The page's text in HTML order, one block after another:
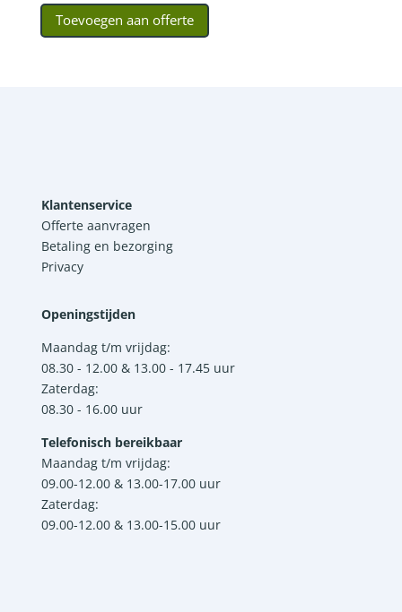
Toevoegen aan offerte
Klantenservice
Offerte aanvragen
Betaling en bezorging
Privacy
Openingstijden
Maandag t/m vrijdag:
08.30 - 12.00 & 13.00 - 17.45 uur
Zaterdag:
08.30 - 16.00 uur
Telefonisch bereikbaar
Maandag t/m vrijdag:
09.00-12.00 & 13.00-17.00 uur
Zaterdag:
09.00-12.00 & 13.00-15.00 uur